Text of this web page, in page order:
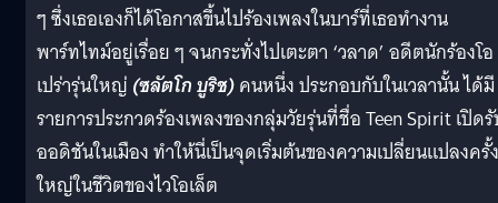
ๆ ซึ่งเธอเองก็ได้โอกาสขึ้นไปร้องเพลงในบาร์ที่เธอทำงาน
พาร์ทไทม์อยู่เรื่อย ๆ จนกระทั่งไปเตะตา ‘วลาด’ อดีตนักร้องโอ
เปร่ารุ่นใหญ่ (ซลัตโก บูริช)คนหนึ่ง ประกอบกับในเวลานั้น ได้มี
รายการประกวดร้องเพลงของกลุ่มวัยรุ่นที่ชื่อ Teen Spirit เปิด
ออดิชันในเมือง ทำให้นี่เป็นจุดเริ่มต้นของความเปลี่ยนแปลงครั้ง
ใหญ่ในชีวิตของไวโอเล็ต